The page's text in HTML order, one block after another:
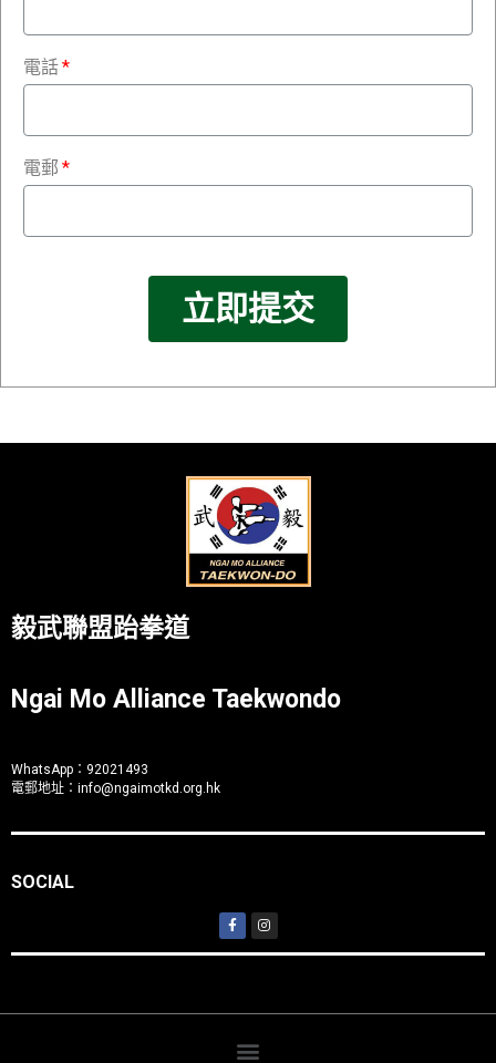
電話
電郵
立即提交
毅武聯盟跆拳道
Ngai Mo Alliance Taekwondo
WhatsApp： 92021493
電郵地址： info@ngaimotkd.org.hk
SOCIAL